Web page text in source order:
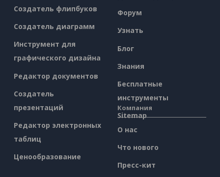
Создатель флипбуков
Создатель диаграмм
Инструмент для
графического дизайна
Редактор документов
Создатель
презентаций
Редактор электронных
таблиц
Ценообразование
Форум
Узнать
Блог
Знания
Бесплатные
инструменты
Sitemap
Компания
О нас
Что нового
Пресс-кит